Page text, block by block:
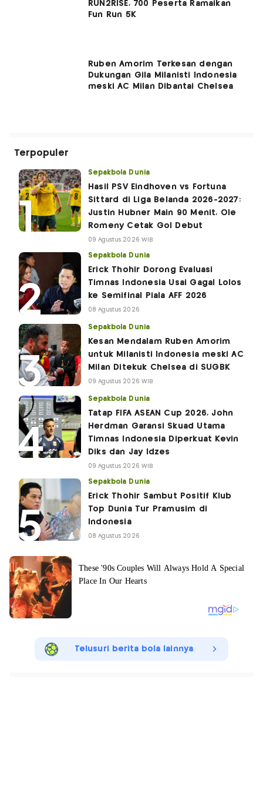
RUN2RISE, 700 Peserta Ramaikan
Fun Run 5K
Ruben Amorim Terkesan dengan
Dukungan Gila Milanisti Indonesia
meski AC Milan Dibantai Chelsea
Terpopuler
Sepakbola Dunia
Hasil PSV Eindhoven vs Fortuna
Sittard di Liga Belanda 2026-2027:
Justin Hubner Main 90 Menit, Ole
Romeny Cetak Gol Debut
09 Agustus 2026 WIB
Sepakbola Dunia
Erick Thohir Dorong Evaluasi
Timnas Indonesia Usai Gagal Lolos
ke Semifinal Piala AFF 2026
08 Agustus 2026
Sepakbola Dunia
Kesan Mendalam Ruben Amorim
untuk Milanisti Indonesia meski AC
Milan Ditekuk Chelsea di SUGBK
09 Agustus 2026 WIB
Sepakbola Dunia
Tatap FIFA ASEAN Cup 2026, John
Herdman Garansi Skuad Utama
Timnas Indonesia Diperkuat Kevin
Diks dan Jay Idzes
09 Agustus 2026 WIB
Sepakbola Dunia
Erick Thohir Sambut Positif Klub
Top Dunia Tur Pramusim di
Indonesia
08 Agustus 2026
Telusuri berita bola lainnya